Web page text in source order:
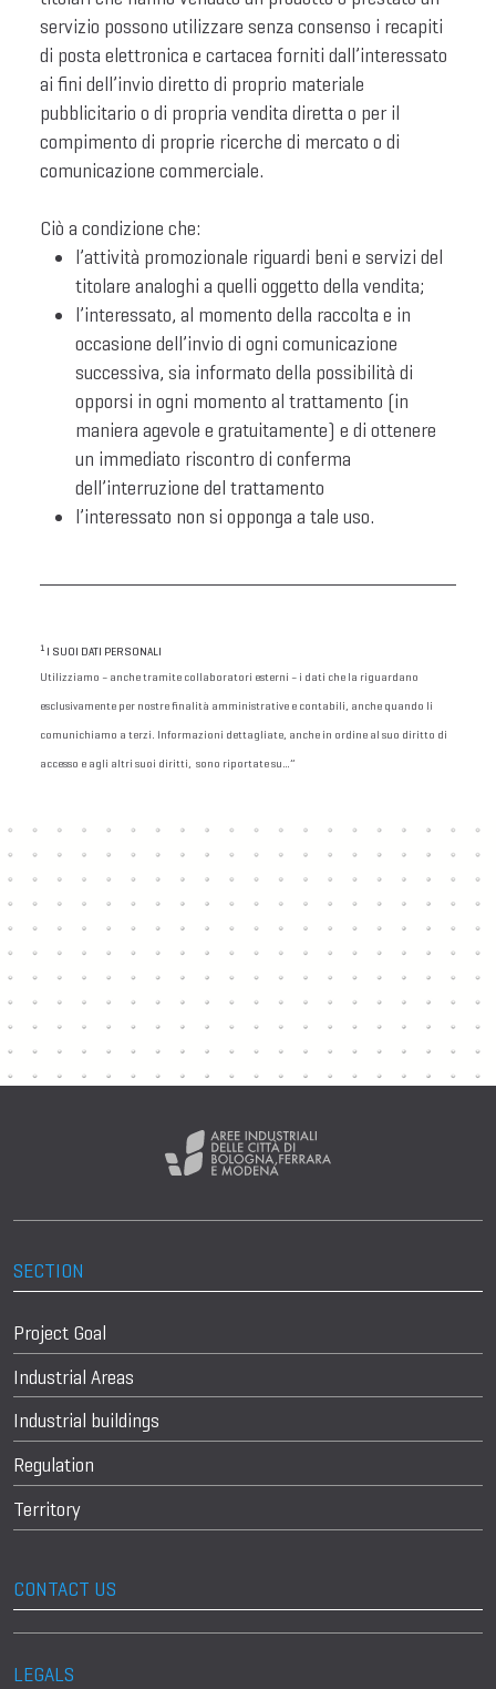
servizio possono utilizzare senza consenso i recapiti
di posta elettronica e cartacea forniti dall’interessato
ai fini dell’invio diretto di proprio materiale
pubblicitario o di propria vendita diretta o per il
compimento di proprie ricerche di mercato o di
comunicazione commerciale.
Ciò a condizione che:
l’attività promozionale riguardi beni e servizi del
titolare analoghi a quelli oggetto della vendita;
l’interessato, al momento della raccolta e in
occasione dell’invio di ogni comunicazione
successiva, sia informato della possibilità di
opporsi in ogni momento al trattamento (in
maniera agevole e gratuitamente) e di ottenere
un immediato riscontro di conferma
dell’interruzione del trattamento
l’interessato non si opponga a tale uso.
1 I SUOI DATI PERSONALI
Utilizziamo – anche tramite collaboratori esterni – i dati che la riguardano
esclusivamente per nostre finalità amministrative e contabili, anche quando li
comunichiamo a terzi. Informazioni dettagliate, anche in ordine al suo diritto di
accesso e agli altri suoi diritti, sono riportate su…”
SECTION
Project Goal
Industrial Areas
Industrial buildings
Regulation
Territory
CONTACT US
LEGALS